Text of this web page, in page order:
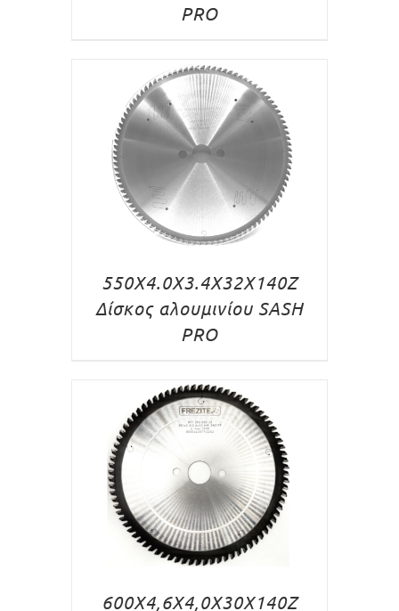
PRO
550Χ4.0Χ3.4Χ32Χ140Ζ
Δίσκος αλουμινίου SASH
PRO
600X4,6X4,0X30X140Z